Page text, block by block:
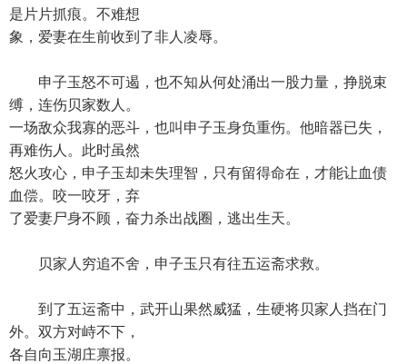
是片片抓痕。不难想
象，爱妻在生前收到了非人凌辱。
申子玉怒不可遏，也不知从何处涌出一股力量，挣脱束
缚，连伤贝家数人。
一场敌众我寡的恶斗，也叫申子玉身负重伤。他暗器已失，
再难伤人。此时虽然
怒火攻心，申子玉却未失理智，只有留得命在，才能让血债
血偿。咬一咬牙，弃
了爱妻尸身不顾，奋力杀出战圈，逃出生天。
贝家人穷追不舍，申子玉只有往五运斋求救。
到了五运斋中，武开山果然威猛，生硬将贝家人挡在门
外。双方对峙不下，
各自向玉湖庄禀报。